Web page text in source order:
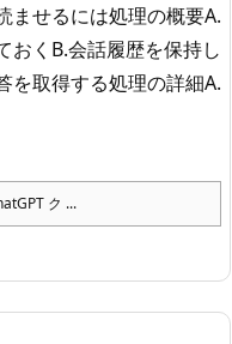
ませるには処理の概要A.
おく B.会話履歴を保持し
を取得する処理の詳細A.
ク ...